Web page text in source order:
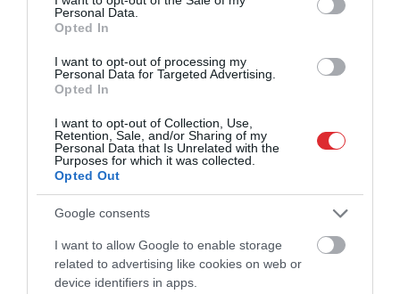
Personal Data.
Opted In
I want to opt-out of processing my
Personal Data for Targeted Advertising.
Opted In
I want to opt-out of Collection, Use,
Retention, Sale, and/or Sharing of my
Personal Data that Is Unrelated with the
Purposes for which it was collected.
Opted Out
Google consents
I want to allow Google to enable storage
related to advertising like cookies on web or
device identifiers in apps.
Paldies, Dāvi! Viens no Latvijas
basketbola spožākajiem
snaiperiem liek punktu karjerai
izlasē